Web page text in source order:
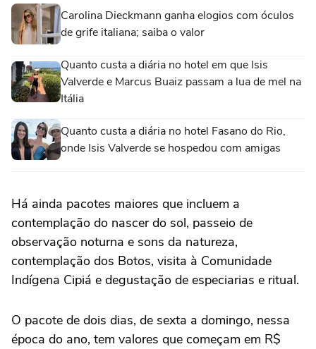
Carolina Dieckmann ganha elogios com óculos
de grife italiana; saiba o valor
Quanto custa a diária no hotel em que Isis
Valverde e Marcus Buaiz passam a lua de mel na
Itália
Quanto custa a diária no hotel Fasano do Rio,
onde Isis Valverde se hospedou com amigas
Há ainda pacotes maiores que incluem a
contemplação do nascer do sol, passeio de
observação noturna e sons da natureza,
contemplação dos Botos, visita à Comunidade
Indígena Cipiá e degustação de especiarias e ritual.
O pacote de dois dias, de sexta a domingo, nessa
época do ano, tem valores que começam em R$